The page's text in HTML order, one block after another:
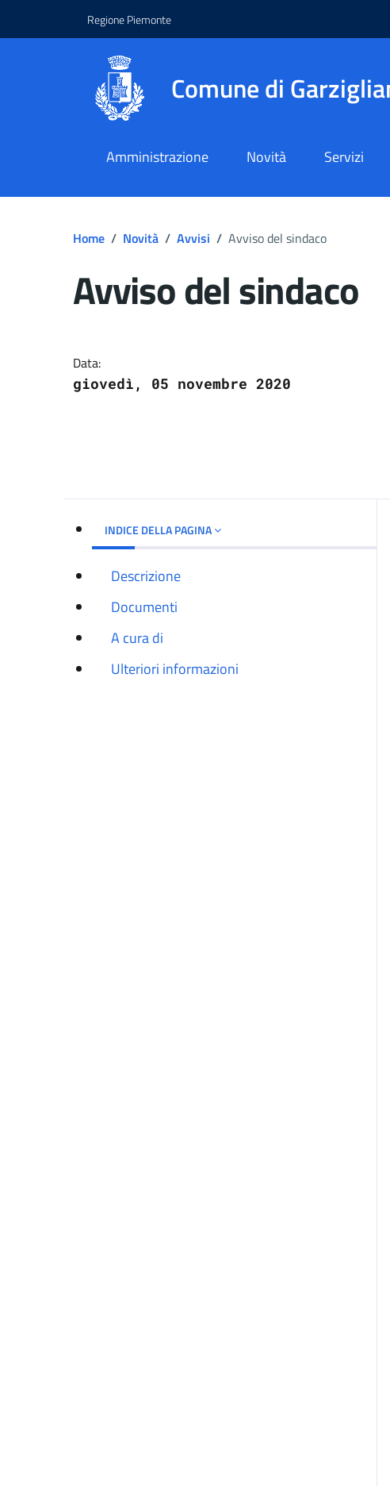
Regione Piemonte
Comune di
Amministrazione Novità Servizi
Home / Novità / Avvisi / Avviso del sindaco
Avviso del sindaco
Data:
giovedì, 05 novembre 2020
INDICE DELLA PAGINA
Descrizione
Documenti
A cura di
Ulteriori informazioni